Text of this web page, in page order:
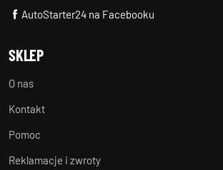
AutoStarter24 na Facebooku
SKLEP
O nas
Kontakt
Pomoc
Reklamacje i zwroty